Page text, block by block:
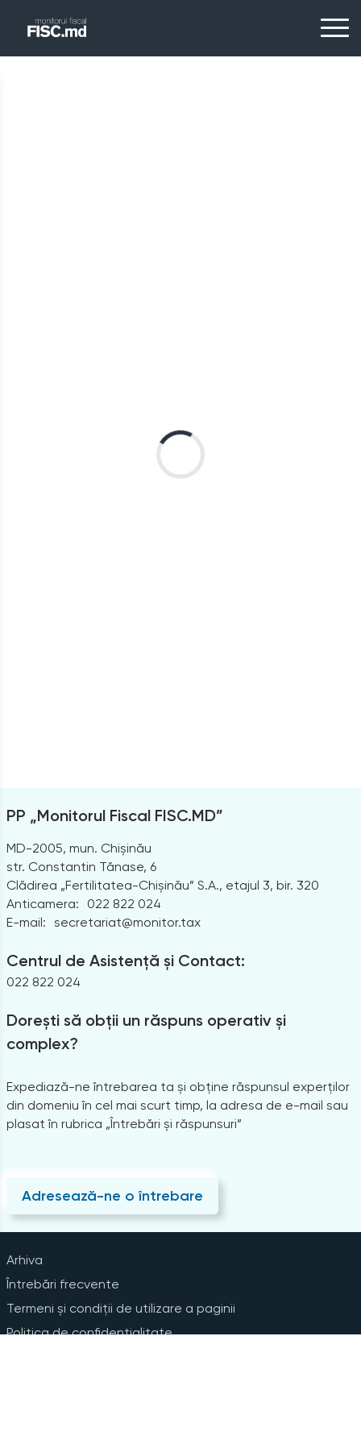
PP „Monitorul Fiscal FISC.MD”
MD-2005, mun. Chișinău
str. Constantin Tănase, 6
Clădirea „Fertilitatea-Chișinău” S.A., etajul 3, bir. 320
Anticamera:
022 822 024
E-mail: secretariat@monitor.tax
Centrul de Asistență și Contact:
022 822 024
Dorești să obții un răspuns operativ și
complex?
Expediază-ne întrebarea ta și obține răspunsul experților
din domeniu în cel mai scurt timp, la adresa de e-mail sau
plasat în rubrica „Întrebări și răspunsuri”
Adresează-ne o întrebare
Arhiva
Întrebări frecvente
Termeni și condiții de utilizare a paginii
Politica de confidențialitate